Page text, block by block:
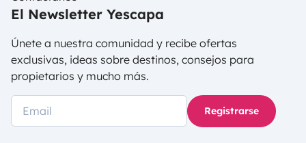
El Newsletter Yescapa
Únete a nuestra comunidad y recibe ofertas
exclusivas, ideas sobre destinos, consejos para
propietarios y mucho más.
Registrarse